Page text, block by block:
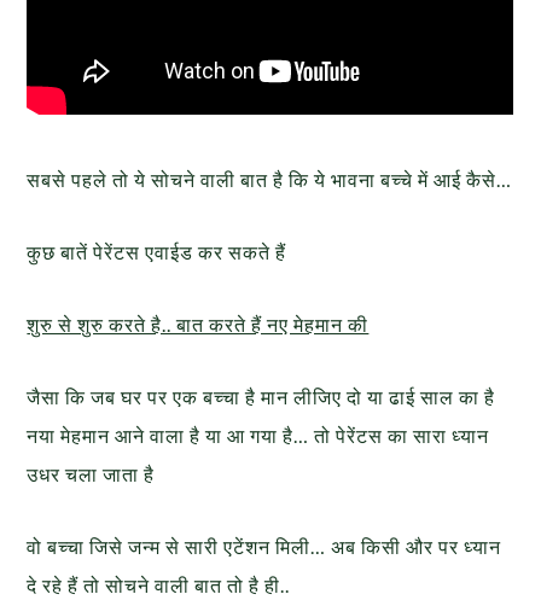
सबसे पहले तो ये सोचने वाली बात है कि ये भावना बच्चे में आई कैसे…
कुछ बातें पेरेंटस एवाईड कर सकते हैं
शुरु से शुरु करते है.. बात करते हैं नए मेहमान की
जैसा कि जब घर पर एक बच्चा है मान लीजिए दो या ढाई साल का है
नया मेहमान आने वाला है या आ गया है… तो पेरेंटस का सारा ध्यान
उधर चला जाता है
वो बच्चा जिसे जन्म से सारी एटेंशन मिली… अब किसी और पर ध्यान
दे रहे हैं तो सोचने वाली बात तो है ही..